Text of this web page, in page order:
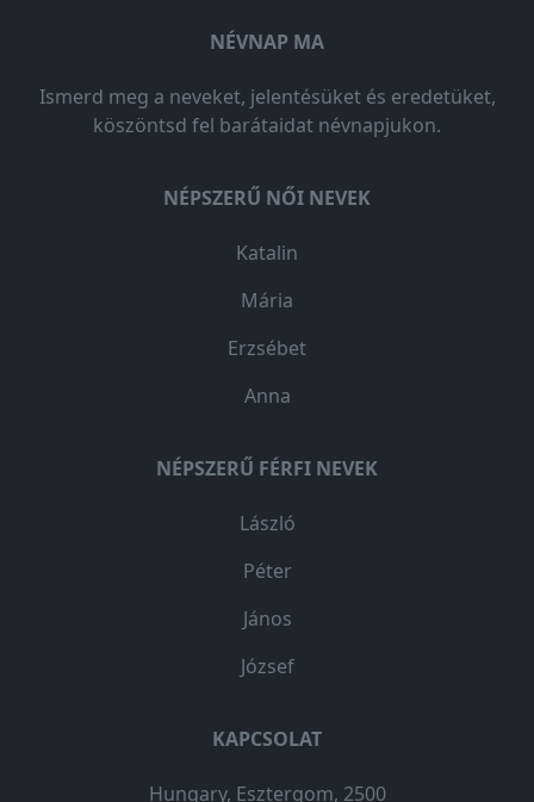
NÉVNAP MA
Ismerd meg a neveket, jelentésüket és eredetüket,
köszöntsd fel barátaidat névnapjukon.
NÉPSZERŰ NŐI NEVEK
Katalin
Mária
Erzsébet
Anna
NÉPSZERŰ FÉRFI NEVEK
László
Péter
János
József
KAPCSOLAT
Hungary, Esztergom, 2500